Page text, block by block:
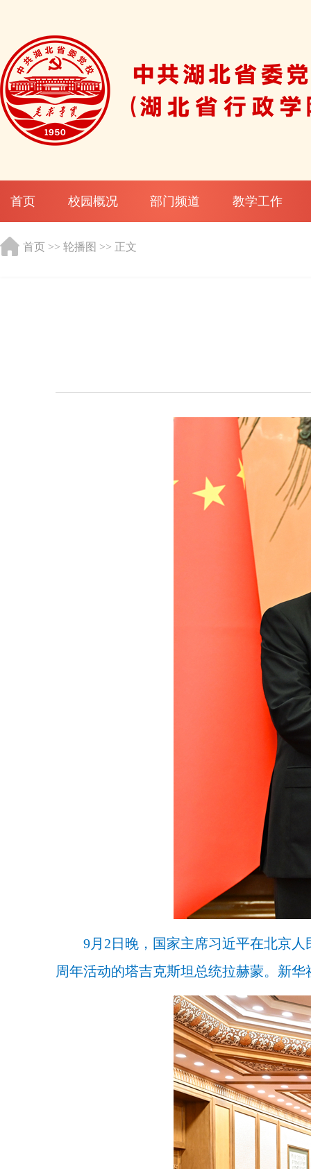
首页 校园概况 部门频道 教学工作
首页 >> 轮播图 >> 正文
9月2日晚，国家主席习近平在北京
周年活动的塔吉克斯坦总统拉赫蒙。新华